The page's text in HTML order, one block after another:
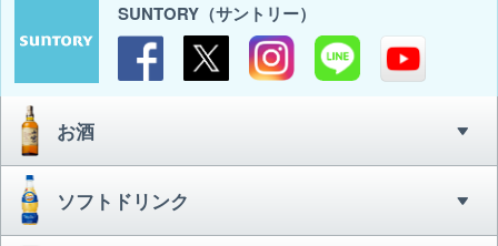
SUNTORY（サントリー）
お酒
ソフトドリンク